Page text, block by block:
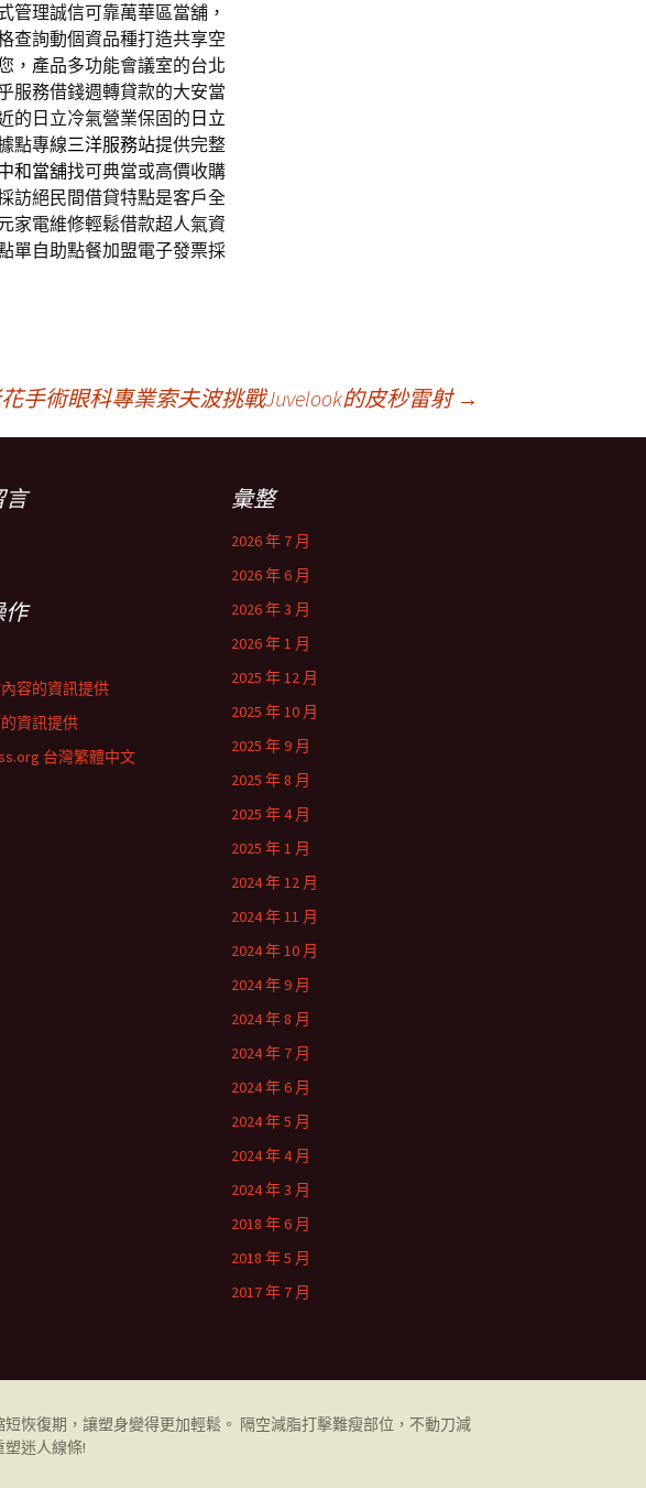
管理誠信可靠萬華區當舖，
查詢動個資品種打造共享空
，產品多功能會議室的台北
服務借錢週轉貸款的大安當
的日立冷氣營業保固的 日立
點專線三洋服務站提供完整
和當舖找可典當或高價收購
訪絕民間借貸特點是客戶全
家電維修輕鬆借款超人氣資
單自助點餐加盟電子發票採
手術眼科專業索夫波挑戰Juvelook的皮秒雷射 →
言 彙整
2026 年 7 月
2026 年 6 月
2026 年 3 月
2026 年 1 月
2025 年 12 月
2025 年 10 月
2025 年 9 月
2025 年 8 月
2025 年 4 月
2025 年 1 月
2024 年 12 月
2024 年 11 月
2024 年 10 月
2024 年 9 月
2024 年 8 月
2024 年 7 月
2024 年 6 月
2024 年 5 月
2024 年 4 月
2024 年 3 月
2018 年 6 月
2018 年 5 月
2017 年 7 月
作
容的資訊提供
資訊提供
台灣繁體中文
恢復期，讓塑身變得更加輕鬆。 隔空減脂打擊難瘦部位，不動刀減
迷人線條!